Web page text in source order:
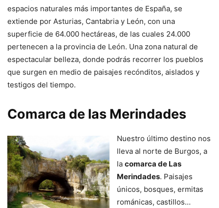
espacios naturales más importantes de España, se
extiende por Asturias, Cantabria y León, con una
superficie de 64.000 hectáreas, de las cuales 24.000
pertenecen a la provincia de León. Una zona natural de
espectacular belleza, donde podrás recorrer los pueblos
que surgen en medio de paisajes recónditos, aislados y
testigos del tiempo.
Comarca de las Merindades
Nuestro último destino nos
lleva al norte de Burgos, a
la comarca de Las
Merindades. Paisajes
únicos, bosques, ermitas
románicas, castillos…